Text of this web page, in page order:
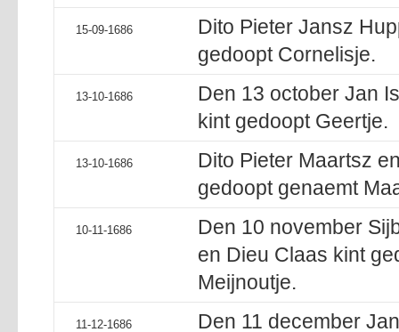
15-09-1686
Dito Pieter Jansz
gedoopt Cornelisje.
13-10-1686
Den 13 october Jan
kint gedoopt Geertje.
13-10-1686
Dito Pieter Maartsz
gedoopt genaemt
10-11-1686
Den 10 november
en Dieu Claas kint
Meijnoutje.
11-12-1686
Den 11 december